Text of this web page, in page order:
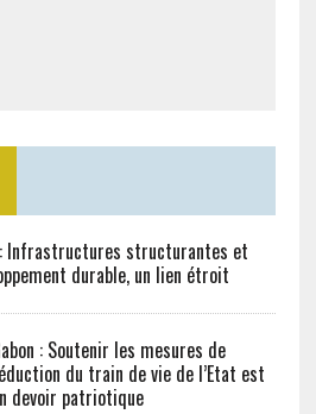
: Infrastructures structurantes et
durable, un lien étroit
: Soutenir les mesures de
du train de vie de l’Etat est
devoir patriotique